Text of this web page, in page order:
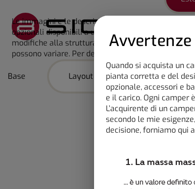
Le immagini e le descrizioni presenti su questo
opzionali disponibili a un costo aggiuntivo. Le
modifiche alla struttura, all'equipaggiamento o
possono variare. Per dettagli precisi, rivolgersi al
Base Layout Chassis
Lo
Quando si acquista un
pianta corretta e del
opzionale, accessori e
e il carico. Ogni camper
L’acquirente di un
secondo le mie
decisione, forniamo qui